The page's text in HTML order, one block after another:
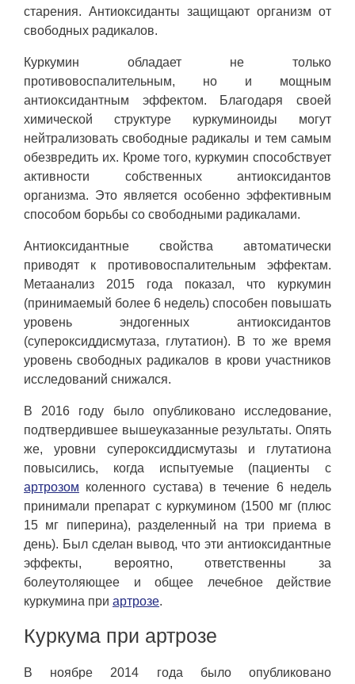
старения. Антиоксиданты защищают организм от
свободных радикалов.
Куркумин обладает не только
противовоспалительным, но и мощным
антиоксидантным эффектом. Благодаря своей
химической структуре куркуминоиды могут
нейтрализовать свободные радикалы и тем самым
обезвредить их. Кроме того, куркумин способствует
активности собственных антиоксидантов
организма. Это является особенно эффективным
способом борьбы со свободными радикалами.
Антиоксидантные свойства автоматически
приводят к противовоспалительным эффектам.
Метаанализ 2015 года показал, что куркумин
(принимаемый более 6 недель) способен повышать
уровень эндогенных антиоксидантов
(супероксиддисмутаза, глутатион). В то же время
уровень свободных радикалов в крови участников
исследований снижался.
В 2016 году было опубликовано исследование,
подтвердившее вышеуказанные результаты. Опять
же, уровни супероксиддисмутазы и глутатиона
повысились, когда испытуемые (пациенты с
артрозом коленного сустава) в течение 6 недель
принимали препарат с куркумином (1500 мг (плюс
15 мг пиперина), разделенный на три приема в
день). Был сделан вывод, что эти антиоксидантные
эффекты, вероятно, ответственны за
болеутоляющее и общее лечебное действие
куркумина при артрозе.
Куркума при артрозе
В ноябре 2014 года было опубликовано